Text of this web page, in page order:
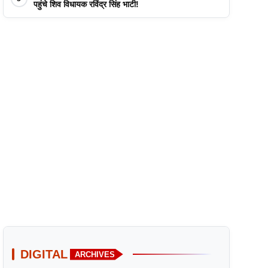
पहुंचे शिव विधायक रविंद्र सिंह भाटी!
DIGITAL ARCHIVES